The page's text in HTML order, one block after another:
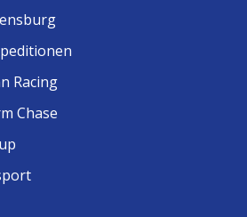
Racing
Chase